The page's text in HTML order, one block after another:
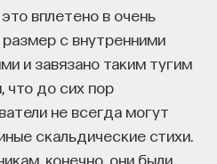
вплетено в очень
с внутренними
и завязано таким тугим
что до сих пор
не всегда могут
скальдические стихи.
конечно, они были